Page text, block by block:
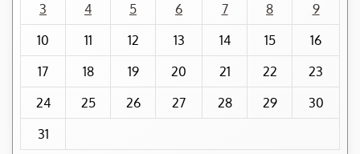
3
4 5 6 7 8
9
10
11 12 13 14 15
16
17
18 19 20 21 22
23
24
25 26 27 28 29
30
31